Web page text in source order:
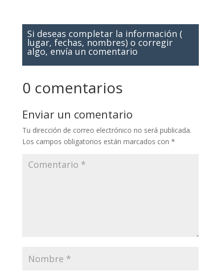
Si deseas completar la información (
lugar, fechas, nombres) o corregir
algo, envía un comentario
0 comentarios
Enviar un comentario
Tu dirección de correo electrónico no será publicada.
Los campos obligatorios están marcados con *